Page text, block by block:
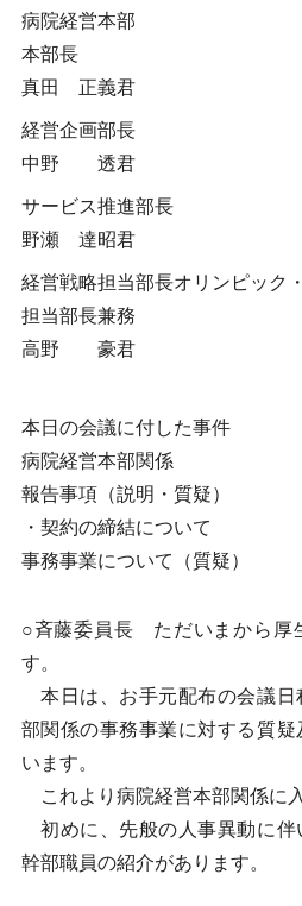
病院経営本部
本部長
真田 正義君
経営企画部長
中野 透君
サービス推進部長
野瀬 達昭君
経営戦略担当部長オリンピック
担当部長兼務
高野 豪君
本日の会議に付した事件
病院経営本部関係
報告事項（説明・質疑）
・契約の締結について
事務事業について（質疑）
○斉藤委員長 ただいまから厚
す。
本日は、お手元配布の会議日
部関係の事務事業に対する質
います。
これより病院経営本部関係に入
初めに、先般の人事異動に伴
幹部職員の紹介があります。